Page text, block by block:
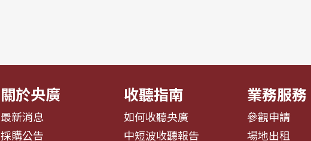
關於央廣
最新消息
採購公告
收聽指南
如何收聽央廣
中短波收聽報告
業務服務
參觀申請
場地出租